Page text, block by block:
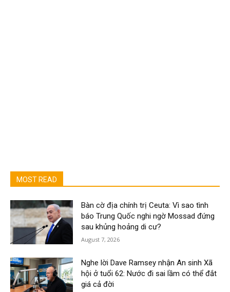
MOST READ
Bàn cờ địa chính trị Ceuta: Vì sao tình
báo Trung Quốc nghi ngờ Mossad đứng
sau khủng hoảng di cư?
August 7, 2026
Nghe lời Dave Ramsey nhận An sinh Xã
hội ở tuổi 62: Nước đi sai lầm có thể đắt
giá cả đời